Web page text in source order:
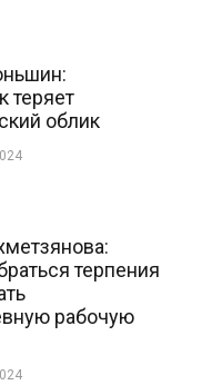
теряет
облик
терпения
рабочую